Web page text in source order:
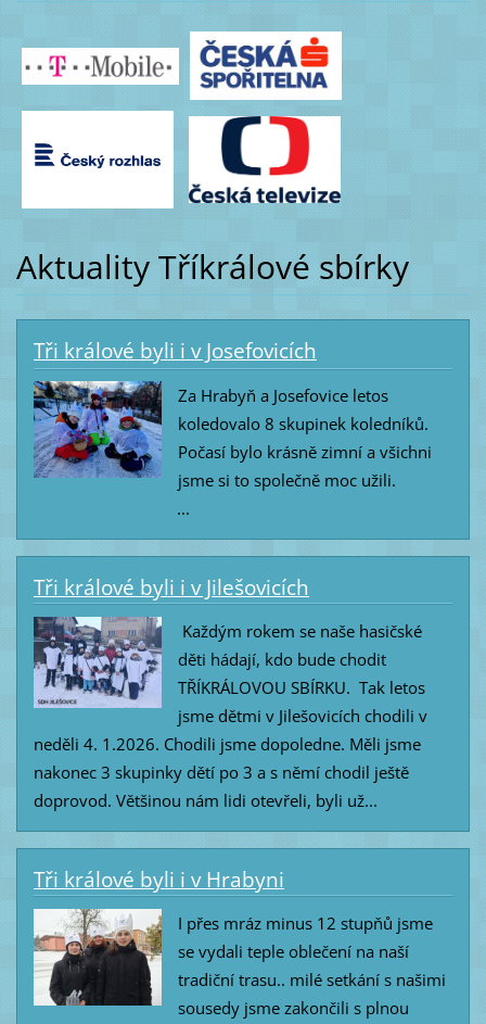
Aktuality Tříkrálové sbírky
Tři králové byli i v Josefovicích
Za Hrabyň a Josefovice letos
koledovalo 8 skupinek koledníků.
Počasí bylo krásně zimní a všichni
jsme si to společně moc užili.
...
Tři králové byli i v Jilešovicích
Každým rokem se naše hasičské
děti hádají, kdo bude chodit
TŘÍKRÁLOVOU SBÍRKU. Tak letos
jsme dětmi v Jilešovicích chodili v
neděli 4. 1.2026. Chodili jsme dopoledne. Měli jsme
nakonec 3 skupinky dětí po 3 a s němí chodil ještě
doprovod. Většinou nám lidi otevřeli, byli už...
Tři králové byli i v Hrabyni
I přes mráz minus 12 stupňů jsme
se vydali teple oblečení na naší
tradiční trasu.. milé setkání s našimi
sousedy jsme zakončili s plnou